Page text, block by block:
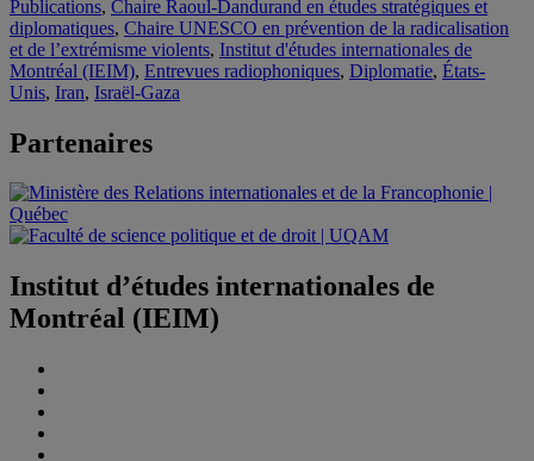
Publications, Chaire Raoul-Dandurand en études stratégiques et
diplomatiques, Chaire UNESCO en prévention de la radicalisation
et de l’extrémisme violents, Institut d'études internationales de
Montréal (IEIM), Entrevues radiophoniques, Diplomatie, États-
Unis, Iran, Israël-Gaza
Partenaires
Institut d’études internationales de
Montréal (IEIM)